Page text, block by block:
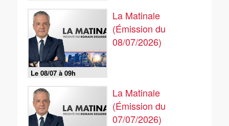
Le 08/07 à 09h
La Matinale
(Émission du
08/07/2026)
La Matinale
(Émission du
07/07/2026)